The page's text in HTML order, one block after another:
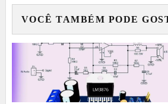
VOCÊ TAMBÉM PODE